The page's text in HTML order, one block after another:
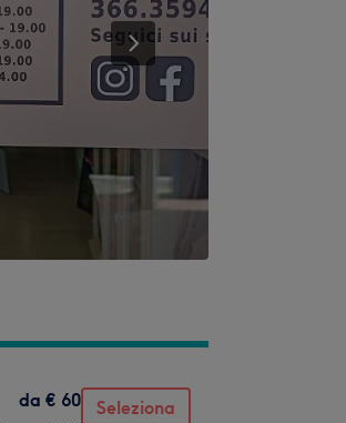
da € 60
Seleziona